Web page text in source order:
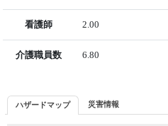
看護師 2.00
介護職員数 6.80
ハザードマップ 災害情報